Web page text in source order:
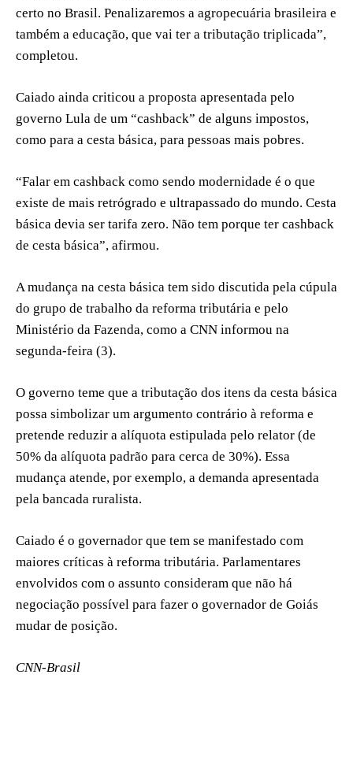
certo no Brasil. Penalizaremos a agropecuária brasileira e
também a educação, que vai ter a tributação triplicada”,
completou.
Caiado ainda criticou a proposta apresentada pelo
governo Lula de um “cashback” de alguns impostos,
como para a cesta básica, para pessoas mais pobres.
“Falar em cashback como sendo modernidade é o que
existe de mais retrógrado e ultrapassado do mundo. Cesta
básica devia ser tarifa zero. Não tem porque ter cashback
de cesta básica”, afirmou.
A mudança na cesta básica tem sido discutida pela cúpula
do grupo de trabalho da reforma tributária e pelo
Ministério da Fazenda, como a CNN informou na
segunda-feira (3).
O governo teme que a tributação dos itens da cesta básica
possa simbolizar um argumento contrário à reforma e
pretende reduzir a alíquota estipulada pelo relator (de
50% da alíquota padrão para cerca de 30%). Essa
mudança atende, por exemplo, a demanda apresentada
pela bancada ruralista.
Caiado é o governador que tem se manifestado com
maiores críticas à reforma tributária. Parlamentares
envolvidos com o assunto consideram que não há
negociação possível para fazer o governador de Goiás
mudar de posição.
CNN-Brasil